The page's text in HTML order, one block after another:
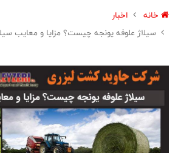
ناوبری
خانه
اخبار
سیلاژ علوفه یونجه چیست؟ مزایا و معایب